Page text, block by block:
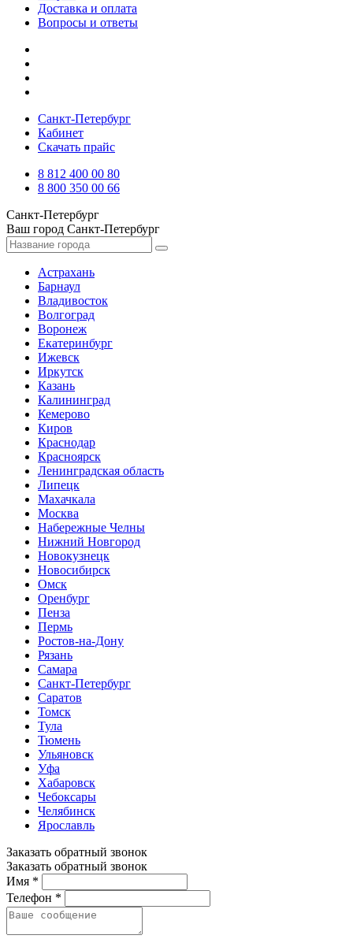
Доставка и оплата
Вопросы и ответы
Санкт-Петербург
Кабинет
Скачать прайс
8 812 400 00 80
8 800 350 00 66
Санкт-Петербург
Ваш город Санкт-Петербург
Астрахань
Барнаул
Владивосток
Волгоград
Воронеж
Екатеринбург
Ижевск
Иркутск
Казань
Калининград
Кемерово
Киров
Краснодар
Красноярск
Ленинградская область
Липецк
Махачкала
Москва
Набережные Челны
Нижний Новгород
Новокузнецк
Новосибирск
Омск
Оренбург
Пенза
Пермь
Ростов-на-Дону
Рязань
Самара
Санкт-Петербург
Саратов
Томск
Тула
Тюмень
Ульяновск
Уфа
Хабаровск
Чебоксары
Челябинск
Ярославль
Заказать обратный звонок
Заказать обратный звонок
Имя *
Телефон *